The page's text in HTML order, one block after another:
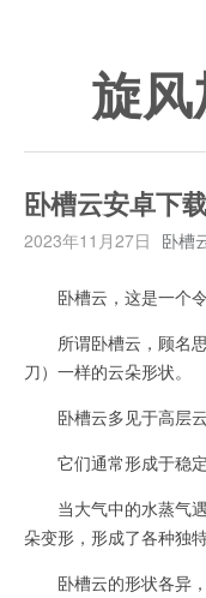
旋风
卧槽云安卓下
2023年11月27日 卧槽
卧槽云，这是一个令
所谓卧槽云，顾名思
刀）一样的云朵形状。
卧槽云多见于高层云
它们通常形成于稳定
当大气中的水蒸气遇
朵变形，形成了各种独
卧槽云的形状各异，